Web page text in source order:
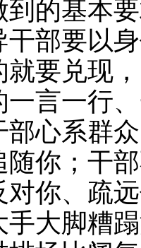
到的基本
干部要以
就要兑现
一言一行
部心系群
随你；干
对你、疏
手大脚糟